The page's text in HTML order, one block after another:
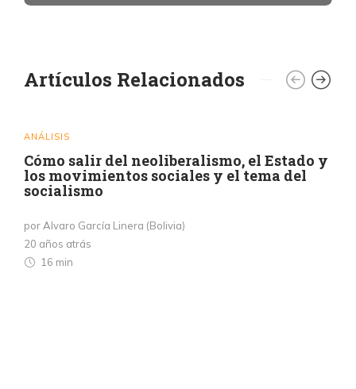
Artículos Relacionados
ANÁLISIS
Cómo salir del neoliberalismo, el Estado y
los movimientos sociales y el tema del
socialismo
por Alvaro García Linera (Bolivia)
20 años atrás
16 min